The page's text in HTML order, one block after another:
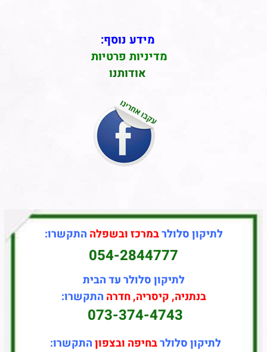
מידע נוסף:
מדיניות פרטיות
אודותנו
לתיקון סלולרבמרכז ובשפלה התקשרו:
054-2844777
לתיקון סלולר עד הבית
בנתניה, קיסריה, חדרה התקשרו:
073-374-4743
לתיקון סלולרבחיפה ובצפוןהתקשרו: